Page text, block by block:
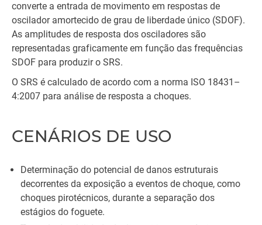
converte a entrada de movimento em respostas de
oscilador amortecido de grau de liberdade único (SDOF).
As amplitudes de resposta dos osciladores são
representadas graficamente em função das frequências
SDOF para produzir o SRS.
O SRS é calculado de acordo com a norma ISO 18431–
4:2007 para análise de resposta a choques.
CENÁRIOS DE USO
Determinação do potencial de danos estruturais
decorrentes da exposição a eventos de choque, como
choques pirotécnicos, durante a separação dos
estágios do foguete.